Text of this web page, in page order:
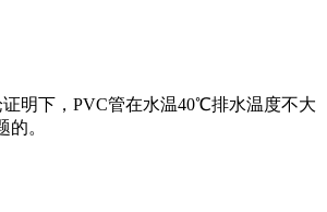
明下，PVC管在水温40℃排水温度不大
。